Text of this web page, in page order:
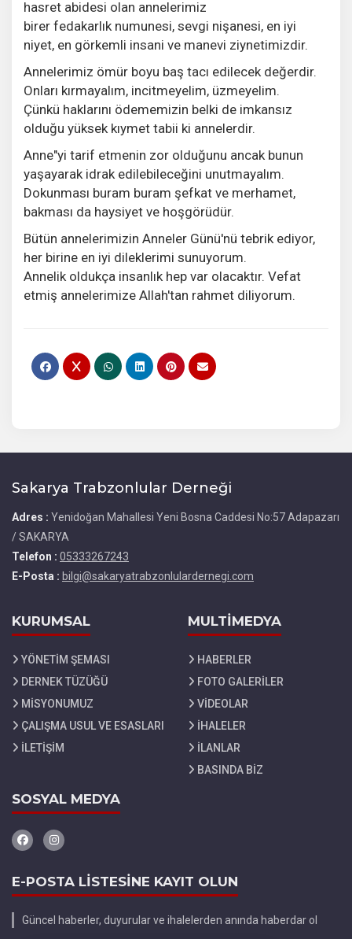
hasret abidesi olan annelerimiz
birer fedakarlık numunesi, sevgi nişanesi, en iyi
niyet, en görkemli insani ve manevi ziynetimizdir.
Annelerimiz ömür boyu baş tacı edilecek değerdir.
Onları kırmayalım, incitmeyelim, üzmeyelim.
Çünkü haklarını ödememizin belki de imkansız
olduğu yüksek kıymet tabii ki annelerdir.
Anne"yi tarif etmenin zor olduğunu ancak bunun
yaşayarak idrak edilebileceğini unutmayalım.
Dokunması buram buram şefkat ve merhamet,
bakması da haysiyet ve hoşgörüdür.
Bütün annelerimizin Anneler Günü'nü tebrik ediyor,
her birine en iyi dileklerimi sunuyorum.
Annelik oldukça insanlık hep var olacaktır. Vefat
etmiş annelerimize Allah'tan rahmet diliyorum.
Sakarya Trabzonlular Derneği
Adres : Yenidoğan Mahallesi Yeni Bosna Caddesi No:57 Adapazarı
/ SAKARYA
Telefon : 05333267243
E-Posta : bilgi@sakaryatrabzonlulardernegi.com
KURUMSAL
YÖNETİM ŞEMASI
DERNEK TÜZÜĞÜ
MİSYONUMUZ
ÇALIŞMA USUL VE ESASLARI
İLETİŞİM
MULTİMEDYA
HABERLER
FOTO GALERİLER
VİDEOLAR
İHALELER
İLANLAR
BASINDA BİZ
SOSYAL MEDYA
E-POSTA LİSTESİNE KAYIT OLUN
Güncel haberler, duyurular ve ihalelerden anında haberdar ol